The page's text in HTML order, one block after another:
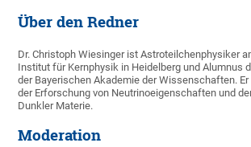
Über den Redner
Dr. Christoph Wiesinger ist Astroteilchenphysiker
Institut für Kernphysik in Heidelberg und Alumnus
der Bayerischen Akademie der Wissenschaften.
der Erforschung von Neutrinoeigenschaften und
Dunkler Materie.
Moderation